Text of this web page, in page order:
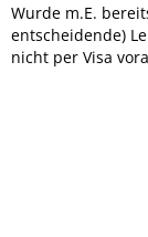
Wurde m.E.
entscheidende)
nicht per Visa